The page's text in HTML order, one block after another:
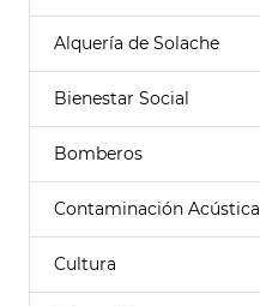
Alquería de Solache
Bienestar Social
Bomberos
Contaminación Acústica
Cultura